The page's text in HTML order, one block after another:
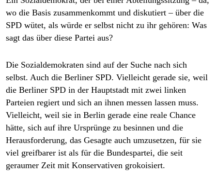
wo die Basis zusammenkommt und diskutiert – über die
SPD wütet, als würde er selbst nicht zu ihr gehören: Was
sagt das über diese Partei aus?
Die Sozialdemokraten sind auf der Suche nach sich
selbst. Auch die Berliner SPD. Vielleicht gerade sie, weil
die Berliner SPD in der Hauptstadt mit zwei linken
Parteien regiert und sich an ihnen messen lassen muss.
Vielleicht, weil sie in Berlin gerade eine reale Chance
hätte, sich auf ihre Ursprünge zu besinnen und die
Herausforderung, das Gesagte auch umzusetzen, für sie
viel greifbarer ist als für die Bundespartei, die seit
geraumer Zeit mit Konservativen grokoisiert.